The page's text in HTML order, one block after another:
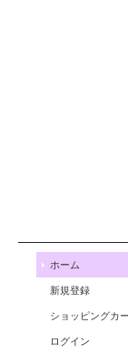
ホーム
新規登録
ショッピングカ
ログイン